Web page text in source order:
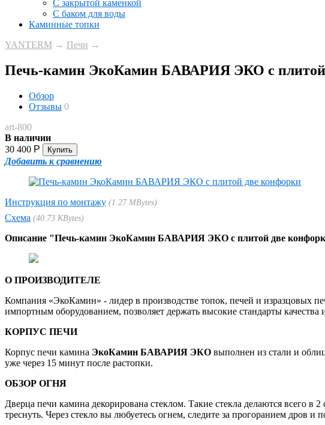
С закрытой каменкой
С баком для воды
Каминные топки
YANTERM → Печи →
Печь-камин ЭкоКамин БАВАРИЯ ЭКО с плитой
Обзор
Отзывы 0
art-800
В наличии
30 400 Р
Добавить к сравнению
Инструкция по монтажу 1.27 MBytes
Схема 40.73 KBytes
Описание "Печь-камин ЭкоКамин БАВАРИЯ ЭКО с плитой две
О ПРОИЗВОДИТЕЛЕ
Компания «ЭкоКамин» - лидер в производстве топок, печей и изразцовых
импортным оборудованием, позволяет держать высокие стандарты
КОРПУС ПЕЧИ
Корпус печи камина ЭкоКамин БАВАРИЯ ЭКО выполнен из стали и
уже через 15 минут после растопки.
ОБЗОР ОГНЯ
Дверца печи камина декорирована стеклом. Такие стекла делаются всего
треснуть. Через стекло вы любуетесь огнем, следите за прогоранием дров